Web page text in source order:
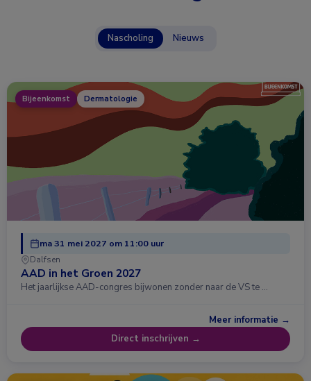
Nascholing Nieuws
Bijeenkomst Dermatologie
ma 31 mei 2027 om 11:00 uur
Dalfsen
AAD in het Groen 2027
Het jaarlijkse AAD-congres bijwonen zonder naar de VS te …
Meer informatie →
Direct inschrijven →